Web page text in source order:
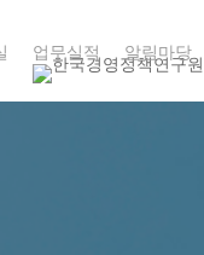
업무실적 알림마당